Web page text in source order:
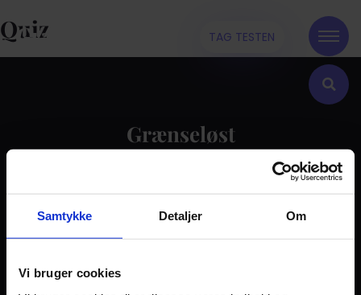
Samtykke Detaljer Om
Vi bruger cookies
TAG TESTEN
Quiz
Grænseløst
Kontakt
Dilemma
Stories & Viden